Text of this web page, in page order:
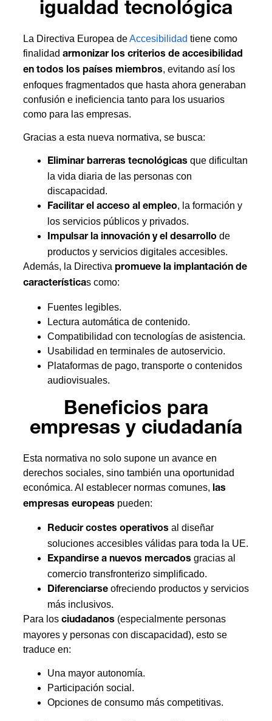
igualdad tecnológica
La Directiva Europea deAccesibilidad tiene como
finalidad armonizar los criterios de accesibilidad
en todos los países miembros, evitando así los
enfoques fragmentados que hasta ahora generaban
confusión e ineficiencia tanto para los usuarios
como para las empresas.
Gracias a esta nueva normativa, se busca:
Eliminar barreras tecnológicas que dificultan
la vida diaria de las personas con
discapacidad.
Facilitar el acceso al empleo, la formación y
los servicios públicos y privados.
Impulsar la innovación y el desarrollode
productos y servicios digitales accesibles.
Además, la Directiva promueve la implantación de
características como:
Fuentes legibles.
Lectura automática de contenido.
Compatibilidad con tecnologías de asistencia.
Usabilidad en terminales de autoservicio.
Plataformas de pago, transporte o contenidos
audiovisuales.
Beneficios para
empresas y ciudadanía
Esta normativa no solo supone un avance en
derechos sociales, sino también una oportunidad
económica. Al establecer normas comunes, las
empresas europeas pueden:
Reducir costes operativos al diseñar
soluciones accesibles válidas para toda la UE.
Expandirse a nuevos mercados gracias al
comercio transfronterizo simplificado.
Diferenciarseofreciendo productos y servicios
más inclusivos.
Para los ciudadanos (especialmente personas
mayores y personas con discapacidad), esto se
traduce en:
Una mayor autonomía.
Participación social.
Opciones de consumo más competitivas.